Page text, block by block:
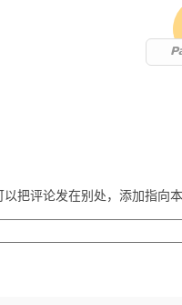
以把评论发在别处，添加指向